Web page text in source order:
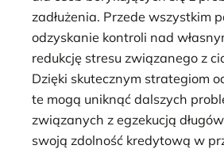
zadłużenia. Przede wszystkim
odzyskanie kontroli nad
redukcję stresu związanego z
Dzięki skutecznym strategiom
te mogą uniknąć dalszych
związanych z egzekucją
swoją zdolność kredytową w